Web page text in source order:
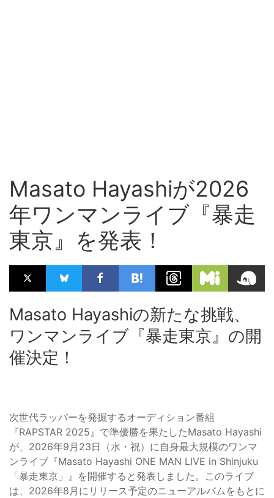
Masato Hayashiが2026
年ワンマンライブ『暴走
東京』を発表！
Masato Hayashiの新たな挑戦、
ワンマンライブ『暴走東京』の開
催決定！
次世代ラッパーを発掘するオーディション番組
『RAPSTAR 2025』で準優勝を果たしたMasato Hayashi
が、2026年9月23日（水・祝）に自身最大規模のワンマ
ンライブ『Masato Hayashi ONE MAN LIVE in Shinjuku
「暴走東京」』を開催すると発表しました。このライブ
は、2026年8月にリリース予定のニューアルバムをもとに